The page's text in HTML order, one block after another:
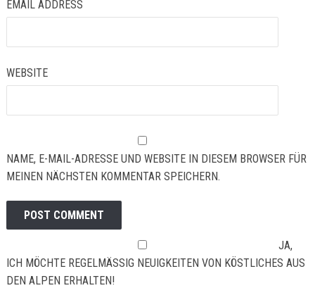
EMAIL ADDRESS
WEBSITE
NAME, E-MAIL-ADRESSE UND WEBSITE IN DIESEM BROWSER FÜR
MEINEN NÄCHSTEN KOMMENTAR SPEICHERN.
JA,
ICH MÖCHTE REGELMÄSSIG NEUIGKEITEN VON KÖSTLICHES AUS D
EN ALPEN ERHALTEN!